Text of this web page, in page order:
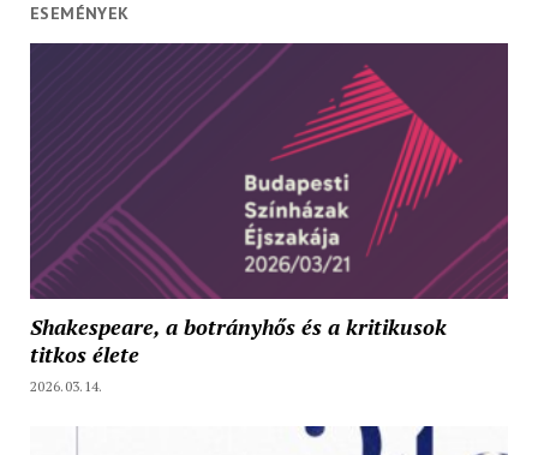
ESEMÉNYEK
Shakespeare, a botrányhős és a kritikusok
titkos élete
2026.03.14.